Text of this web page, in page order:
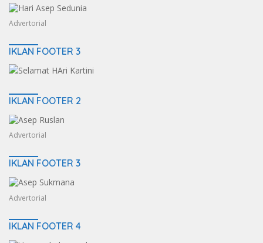
Advertorial
IKLAN FOOTER 3
IKLAN FOOTER 2
Advertorial
IKLAN FOOTER 3
Advertorial
IKLAN FOOTER 4